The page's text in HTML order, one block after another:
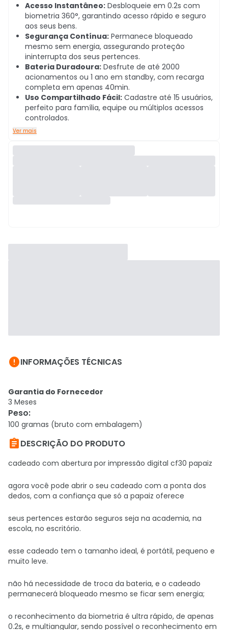
Acesso Instantâneo: Desbloqueie em 0.2s com
biometria 360°, garantindo acesso rápido e seguro
aos seus bens.
Segurança Contínua: Permanece bloqueado
mesmo sem energia, assegurando proteção
ininterrupta dos seus pertences.
Bateria Duradoura: Desfrute de até 2000
acionamentos ou 1 ano em standby, com recarga
completa em apenas 40min.
Uso Compartilhado Fácil: Cadastre até 15 usuários,
perfeito para família, equipe ou múltiplos acessos
controlados.
Ver mais
INFORMAÇÕES TÉCNICAS
Garantia do Fornecedor
3 Meses
Peso:
100 gramas (bruto com embalagem)
DESCRIÇÃO DO PRODUTO
cadeado com abertura por impressão digital cf30 papaiz
agora você pode abrir o seu cadeado com a ponta dos
dedos, com a confiança que só a papaiz oferece
seus pertences estarão seguros seja na academia, na
escola, no escritório.
esse cadeado tem o tamanho ideal, é portátil, pequeno e
muito leve.
não há necessidade de troca da bateria, e o cadeado
permanecerá bloqueado mesmo se ficar sem energia;
o reconhecimento da biometria é ultra rápido, de apenas
0.2s, e multiangular, sendo possível o reconhecimento em